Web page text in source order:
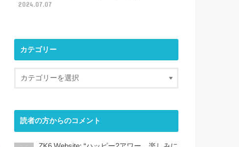
2024.07.07
カテゴリー
読者の方からのコメント